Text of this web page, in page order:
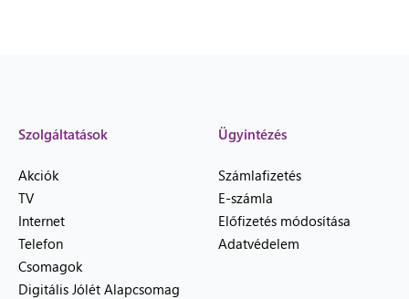
Szolgáltatások
Akciók
TV
Internet
Telefon
Csomagok
Digitális Jólét Alapcsomag
Ügyintézés
Számlafizetés
E-számla
Előfizetés módosítása
Adatvédelem